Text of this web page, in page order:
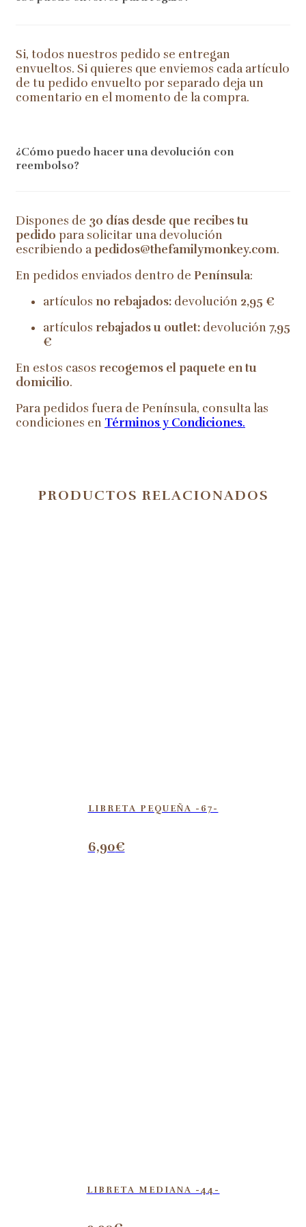
Si, todos nuestros pedido se entregan
envueltos. Si quieres que enviemos cada artículo
de tu pedido envuelto por separado deja un
comentario en el momento de la compra.
¿Cómo puedo hacer una devolución con
reembolso?
Dispones de 30 días desde que recibes tu
pedido para solicitar una devolución
escribiendo apedidos@thefamilymonkey.com.
En pedidos enviados dentro de Península:
artículos no rebajados: devolución 2,95 €
artículos rebajados u outlet: devolución 7,95
€
En estos casos recogemos el paquete en tu
domicilio.
Para pedidos fuera de Península, consulta las
condiciones en Términos y Condiciones.
PRODUCTOS RELACIONADOS
LIBRETA PEQUEÑA -67-
6,90€
LIBRETA MEDIANA -44-